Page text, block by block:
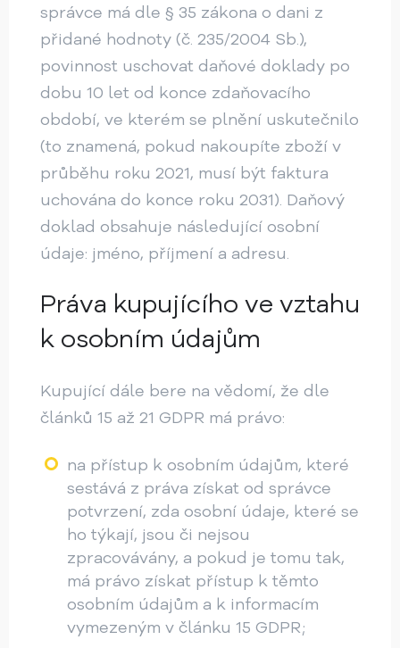
správce má dle § 35 zákona o dani z
přidané hodnoty (č. 235/2004 Sb.),
povinnost uschovat daňové doklady po
dobu 10 let od konce zdaňovacího
období, ve kterém se plnění uskutečnilo
(to znamená, pokud nakoupíte zboží v
průběhu roku 2021, musí být faktura
uchována do konce roku 2031). Daňový
doklad obsahuje následující osobní
údaje: jméno, příjmení a adresu.
Práva kupujícího ve vztahu
k osobním údajům
Kupující dále bere na vědomí, že dle
článků 15 až 21 GDPR má právo:
na přístup k osobním údajům, které
sestává z práva získat od správce
potvrzení, zda osobní údaje, které se
ho týkají, jsou či nejsou
zpracovávány, a pokud je tomu tak,
má právo získat přístup k těmto
osobním údajům a k informacím
vymezeným v článku 15 GDPR;